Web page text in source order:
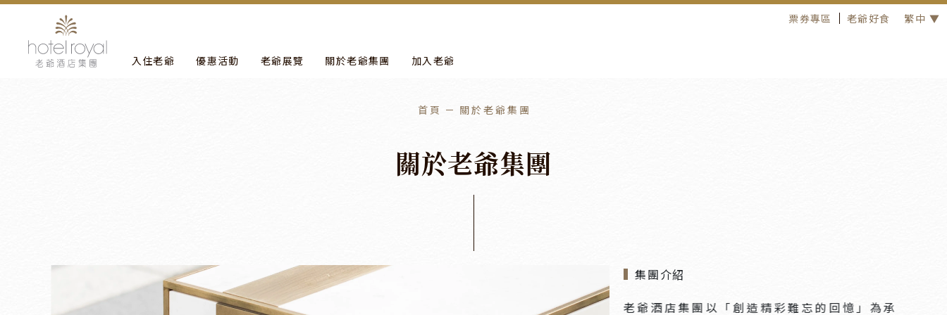
入住老爺 優惠活動 老爺展覽 關於老爺集團 加入老爺
票券專區 老爺好食 繁中 ▼
more
首頁 關於老爺集團
關於老爺集團
集團介紹
老爺酒店集團以「創造精彩難忘的回憶」為承